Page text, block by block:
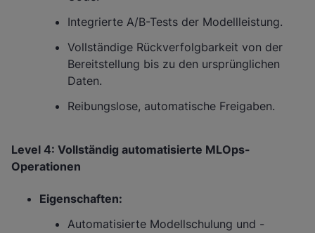
Integrierte A/B-Tests der Modellleistung.
Vollständige Rückverfolgbarkeit von der
Bereitstellung bis zu den ursprünglichen
Daten.
Reibungslose, automatische Freigaben.
Level 4: Vollständig automatisierte MLOps-
Operationen
Eigenschaften:
Automatisierte Modellschulung und -